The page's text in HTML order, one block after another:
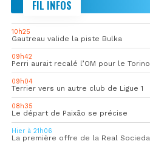
FIL INFOS
10h25
Gautreau valide la piste Bulka
09h42
Perri aurait recalé l’OM pour le Torino
09h04
Terrier vers un autre club de Ligue 1
08h35
Le départ de Paixão se précise
Hier à 21h06